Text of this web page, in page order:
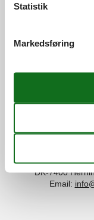
©Feline Holidays
DK-7400
Email:
Statistik
Markedsføring